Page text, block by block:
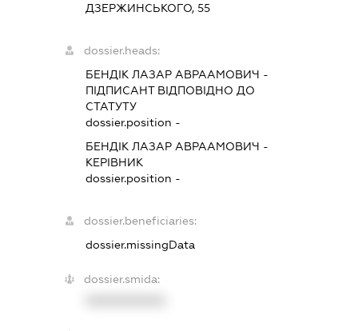
ДЗЕРЖИНСЬКОГО, 55
dossier.heads:
БЕНДІК ЛАЗАР АВРААМОВИЧ -
ПІДПИСАНТВІДПОВІДНО ДО
СТАТУТУ
dossier.position -
БЕНДІК ЛАЗАР АВРААМОВИЧ -
КЕРІВНИК
dossier.position -
dossier.beneficiaries:
dossier.missingData
dossier.smida: